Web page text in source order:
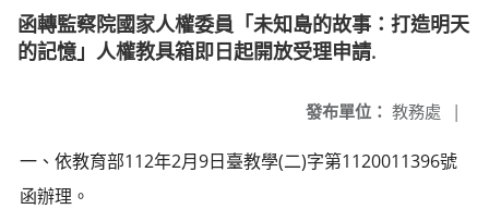
函轉監察院國家人權委員「未知島的故事：打造明天
的記憶」人權教具箱即日起開放受理申請.
發布單位： 教務處 |
一、依教育部112年2月9日臺教學(二)字第1120011396號
函辦理。